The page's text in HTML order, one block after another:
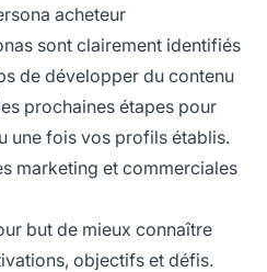
acheteur
sont clairement identifiés
de développer du contenu
prochaines étapes pour
une fois vos profils établis.
marketing et commerciales
but de mieux connaître
objectifs et défis.